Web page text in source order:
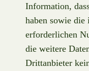
Information,
haben sowie die
erforderlichen
die weitere
Drittanbieter